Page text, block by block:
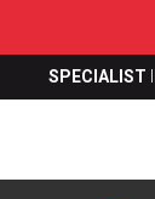
SPECIALIST